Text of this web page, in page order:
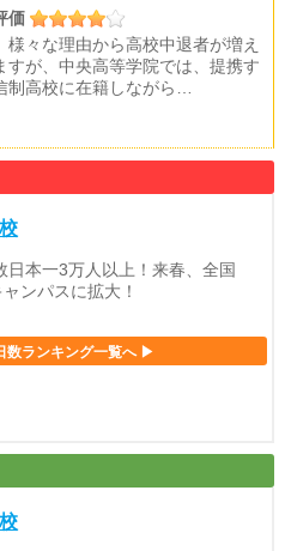
価
様々な理由から高校中退者が増え
すが、中央高等学院では、提携す
制高校に在籍しながら…
日本一3万人以上！来春、全国
ンパスに拡大！
数ランキング一覧へ ▶